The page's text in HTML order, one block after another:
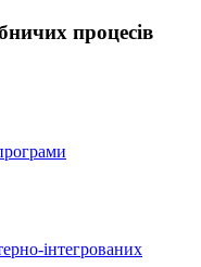
процесів
інтегрованих